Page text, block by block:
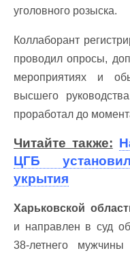
уголовного розыска.
Коллаборант
проводил опросы,
мероприятиях и
высшего
проработал до
Читайте также:
ЦГБ
укрытия
Харьковской
и направлен в суд
38-летнего